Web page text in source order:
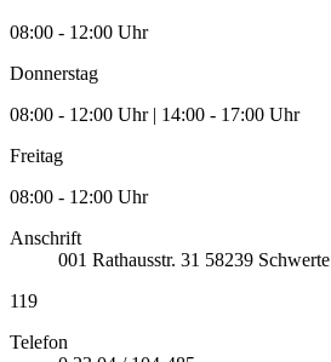
08:00 - 12:00 Uhr
Donnerstag
08:00 - 12:00 Uhr | 14:00 - 17:00 Uhr
Freitag
08:00 - 12:00 Uhr
Anschrift
001 Rathausstr. 31 58239 Schwerte
119
Telefon